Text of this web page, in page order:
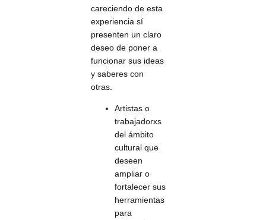
careciendo de esta
experiencia sí
presenten un claro
deseo de poner a
funcionar sus ideas
y saberes con
otras.
Artistas o
trabajadorxs
del ámbito
cultural que
deseen
ampliar o
fortalecer sus
herramientas
para